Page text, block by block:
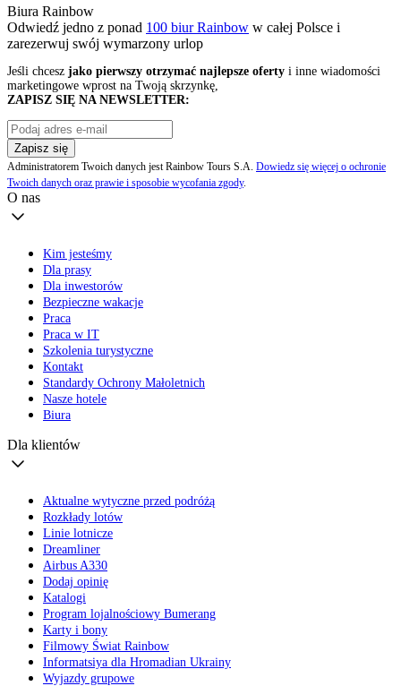
Biura Rainbow
Odwiedź jedno z ponad 100 biur Rainbow w całej Polsce i
zarezerwuj swój wymarzony urlop
Jeśli chcesz jako pierwszy otrzymać najlepsze oferty i inne wiadomości
marketingowe wprost na Twoją skrzynkę,
ZAPISZ SIĘ NA NEWSLETTER:
Zapisz się
Administratorem Twoich danych jest Rainbow Tours S.A. Dowiedz się więcej o ochronie
Twoich danych oraz prawie i sposobie wycofania zgody.
O nas
Kim jesteśmy
Dla prasy
Dla inwestorów
Bezpieczne wakacje
Praca
Praca w IT
Szkolenia turystyczne
Kontakt
Standardy Ochrony Małoletnich
Nasze hotele
Biura
Dla klientów
Aktualne wytyczne przed podróżą
Rozkłady lotów
Linie lotnicze
Dreamliner
Airbus A330
Dodaj opinię
Katalogi
Program lojalnościowy Bumerang
Karty i bony
Filmowy Świat Rainbow
Informatsiya dla Hromadian Ukrainy
Wyjazdy grupowe